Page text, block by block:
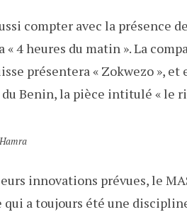
compter avec la présence
« 4 heures du matin ». La
présentera « Zokwezo »,
du Benin, la pièce intitulé « le
innovations prévues, le
a toujours été une